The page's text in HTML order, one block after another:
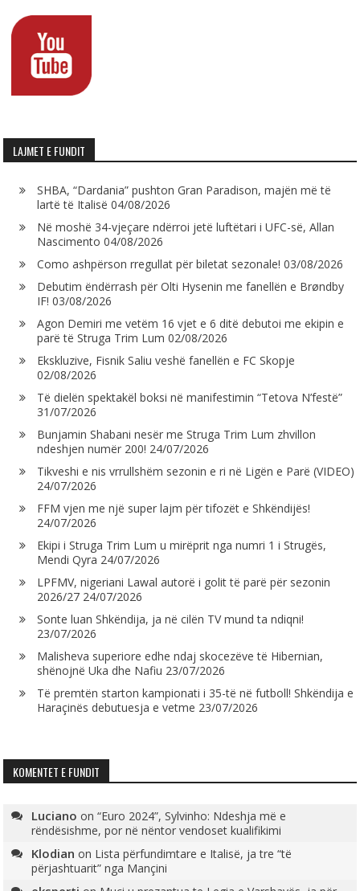
LAJMET E FUNDIT
SHBA, “Dardania” pushton Gran Paradison, majën më të
lartë të Italisë 04/08/2026
Në moshë 34-vjeçare ndërroi jetë luftëtari i UFC-së, Allan
Nascimento 04/08/2026
Como ashpërson rregullat për biletat sezonale! 03/08/2026
Debutim ëndërrash për Olti Hysenin me fanellën e Brøndby
IF! 03/08/2026
Agon Demiri me vetëm 16 vjet e 6 ditë debutoi me ekipin e
parë të Struga Trim Lum 02/08/2026
Ekskluzive, Fisnik Saliu veshë fanellën e FC Skopje
02/08/2026
Të dielën spektakël boksi në manifestimin “Tetova N’festë”
31/07/2026
Bunjamin Shabani nesër me Struga Trim Lum zhvillon
ndeshjen numër 200! 24/07/2026
Tikveshi e nis vrrullshëm sezonin e ri në Ligën e Parë (VIDEO)
24/07/2026
FFM vjen me një super lajm për tifozët e Shkëndijës!
24/07/2026
Ekipi i Struga Trim Lum u mirëprit nga numri 1 i Strugës,
Mendi Qyra 24/07/2026
LPFMV, nigeriani Lawal autorë i golit të parë për sezonin
2026/27 24/07/2026
Sonte luan Shkëndija, ja në cilën TV mund ta ndiqni!
23/07/2026
Malisheva superiore edhe ndaj skocezëve të Hibernian,
shënojnë Uka dhe Nafiu 23/07/2026
Të premtën starton kampionati i 35-të në futboll! Shkëndija e
Haraçinës debutuesja e vetme 23/07/2026
KOMENTET E FUNDIT
Luciano on“Euro 2024”, Sylvinho: Ndeshja më e
rëndësishme, por në nëntor vendoset kualifikimi
Klodian on Lista përfundimtare e Italisë, ja tre “të
përjashtuarit” nga Mançini